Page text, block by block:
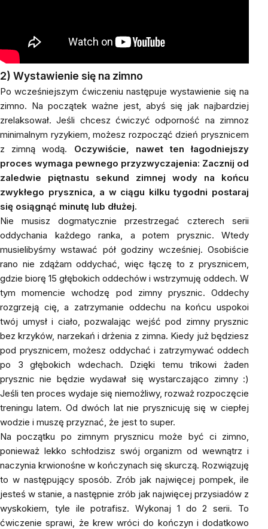
2) Wystawienie się na zimno
Po wcześniejszym ćwiczeniu następuje wystawienie się na
zimno. Na początek ważne jest, abyś się jak najbardziej
zrelaksował. Jeśli chcesz ćwiczyć odporność na zimnoz
minimalnym ryzykiem, możesz rozpocząć dzień prysznicem
z zimną wodą. Oczywiście, nawet ten łagodniejszy
proces wymaga pewnego przyzwyczajenia: Zacznij od
zaledwie piętnastu sekund zimnej wody na końcu
zwykłego prysznica, a w ciągu kilku tygodni postaraj
się osiągnąć minutę lub dłużej.
Nie musisz dogmatycznie przestrzegać czterech serii
oddychania każdego ranka, a potem prysznic. Wtedy
musielibyśmy wstawać pół godziny wcześniej. Osobiście
rano nie zdążam oddychać, więc łączę to z prysznicem,
gdzie biorę 15 głębokich oddechów i wstrzymuję oddech. W
tym momencie wchodzę pod zimny prysznic. Oddechy
rozgrzeją cię, a zatrzymanie oddechu na końcu uspokoi
twój umysł i ciało, pozwalając wejść pod zimny prysznic
bez krzyków, narzekań i drżenia z zimna. Kiedy już będziesz
pod prysznicem, możesz oddychać i zatrzymywać oddech
po 3 głębokich wdechach. Dzięki temu trikowi żaden
prysznic nie będzie wydawał się wystarczająco zimny :)
Jeśli ten proces wydaje się niemożliwy, rozważ rozpoczęcie
treningu latem. Od dwóch lat nie prysznicuję się w ciepłej
wodzie i muszę przyznać, że jest to super.
Na początku po zimnym prysznicu może być ci zimno,
ponieważ lekko schłodzisz swój organizm od wewnątrz i
naczynia krwionośne w kończynach się skurczą. Rozwiązuję
to w następujący sposób. Zrób jak najwięcej pompek, ile
jesteś w stanie, a następnie zrób jak najwięcej przysiadów z
wyskokiem, tyle ile potrafisz. Wykonaj 1 do 2 serii. To
ćwiczenie sprawi, że krew wróci do kończyn i dodatkowo